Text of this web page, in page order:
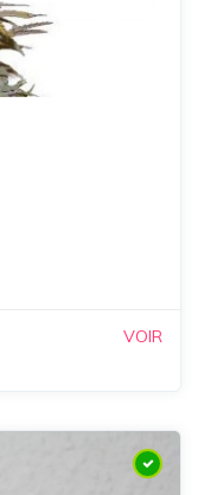
VOIR